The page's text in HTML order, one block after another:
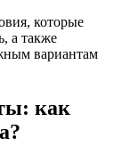
которые
а также
вариантам
как